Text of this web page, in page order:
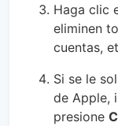
Haga clic
eliminen
cuentas,
Si se le
de Apple,
presione